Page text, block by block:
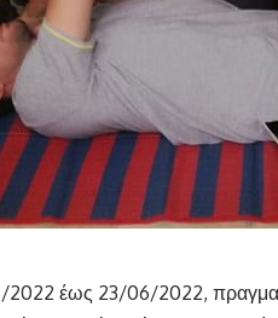
έως 23/06/2022,